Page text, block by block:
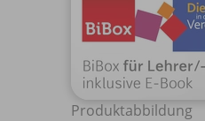
Produktabbildung